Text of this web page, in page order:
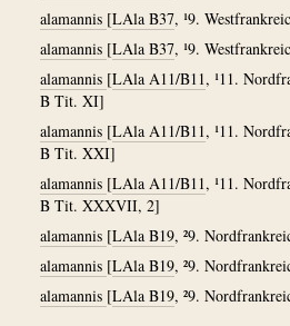
alamannis [LAla B37, ¹9.
alamannis [LAla B37, ¹9.
alamannis [LAla A11/B11, ¹11.
B Tit. XI]
alamannis [LAla A11/B11, ¹11.
B Tit. XXI]
alamannis [LAla A11/B11, ¹11.
B Tit. XXXVII, 2]
alamannis [LAla B19, ²9.
alamannis [LAla B19, ²9.
alamannis [LAla B19, ²9.